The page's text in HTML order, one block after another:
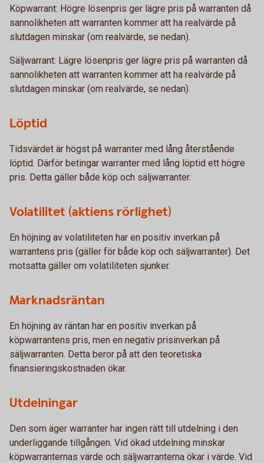
Köpwarrant: Högre lösenpris ger lägre pris på warranten då
sannolikheten att warranten kommer att ha realvärde på
slutdagen minskar (om realvärde, se nedan).
Säljwarrant: Lägre lösenpris ger lägre pris på warranten då
sannolikheten att warranten kommer att ha realvärde på
slutdagen minskar (om realvärde, se nedan).
Löptid
Tidsvärdet är högst på warranter med lång återstående
löptid. Därför betingar warranter med lång löptid ett högre
pris. Detta gäller både köp och säljwarranter.
Volatilitet (aktiens rörlighet)
En höjning av volatiliteten har en positiv inverkan på
warrantens pris (gäller för både köp och säljwarranter). Det
motsatta gäller om volatiliteten sjunker.
Marknadsräntan
En höjning av räntan har en positiv inverkan på
köpwarrantens pris, men en negativ prisinverkan på
säljwarranten. Detta beror på att den teoretiska
finansieringskostnaden ökar.
Utdelningar
Den som äger warranter har ingen rätt till utdelning i den
underliggande tillgången. Vid ökad utdelning minskar
köpwarranternas värde och säljwarranterna ökar i värde. Vid